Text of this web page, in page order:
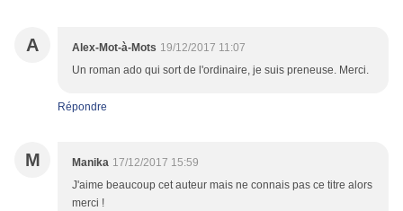
A Alex-Mot-à-Mots 19/12/2017 11:07
Un roman ado qui sort de l'ordinaire, je suis preneuse. Merci.
Répondre
M Manika 17/12/2017 15:59
J'aime beaucoup cet auteur mais ne connais pas ce titre alors
merci !